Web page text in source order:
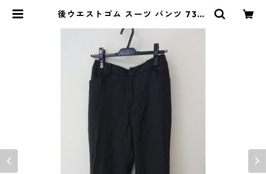
後ウエストゴム スーツ パンツ 73ｰ9
CK PRODUCE